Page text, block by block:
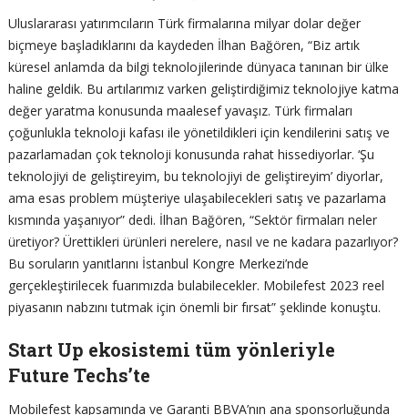
Uluslararası yatırımcıların Türk firmalarına milyar dolar değer
biçmeye başladıklarını da kaydeden İlhan Bağören, “Biz artık
küresel anlamda da bilgi teknolojilerinde dünyaca tanınan bir ülke
haline geldik. Bu artılarımız varken geliştirdiğimiz teknolojiye katma
değer yaratma konusunda maalesef yavaşız. Türk firmaları
çoğunlukla teknoloji kafası ile yönetildikleri için kendilerini satış ve
pazarlamadan çok teknoloji konusunda rahat hissediyorlar. ‘Şu
teknolojiyi de geliştireyim, bu teknolojiyi de geliştireyim’ diyorlar,
ama esas problem müşteriye ulaşabilecekleri satış ve pazarlama
kısmında yaşanıyor” dedi. İlhan Bağören, “Sektör firmaları neler
üretiyor? Ürettikleri ürünleri nerelere, nasıl ve ne kadara pazarlıyor?
Bu soruların yanıtlarını İstanbul Kongre Merkezi’nde
gerçekleştirilecek fuarımızda bulabilecekler. Mobilefest 2023 reel
piyasanın nabzını tutmak için önemli bir fırsat” şeklinde konuştu.
Start Up ekosistemi tüm yönleriyle
Future Techs’te
Mobilefest kapsamında ve Garanti BBVA’nın ana sponsorluğunda